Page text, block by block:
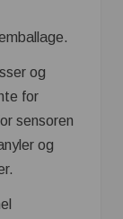
og
for
sensoren
og